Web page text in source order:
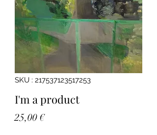
SKU : 217537123517253
I'm a product
25,00 €Prix